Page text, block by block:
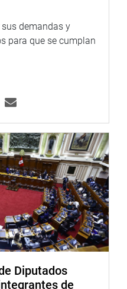
demandas y
para que se cumplan
Diputados
de